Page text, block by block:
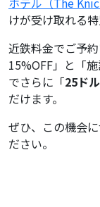
けが受け取れる
近鉄料金でご予
15%OFF」と「
でさらに「25ド
だけます。
ぜひ、この機会
ださい。